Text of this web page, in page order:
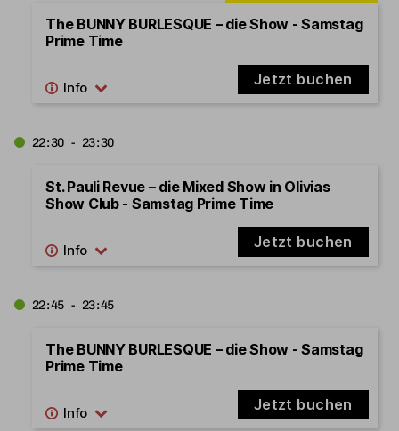
The BUNNY BURLESQUE – die Show - Samstag
Prime Time
Jetzt buchen
22:30 - 23:30
St. Pauli Revue – die Mixed Show in Olivias
Show Club - Samstag Prime Time
Jetzt buchen
22:45 - 23:45
The BUNNY BURLESQUE – die Show - Samstag
Prime Time
Jetzt buchen